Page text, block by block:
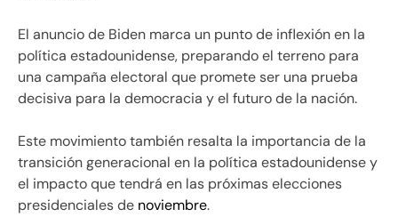
El anuncio de Biden marca un punto de inflexión en la
política estadounidense, preparando el terreno para
una campaña electoral que promete ser una prueba
decisiva para la democracia y el futuro de la nación.
Este movimiento también resalta la importancia de la
transición generacional en la política estadounidense y
el impacto que tendrá en las próximas elecciones
presidenciales de noviembre.